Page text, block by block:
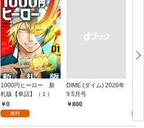
1000円ヒーロー 新
札版【単話】（１）
0
無料
DIME (ダイム) 2026年
9.5月号
￥800
追
か
れ
（